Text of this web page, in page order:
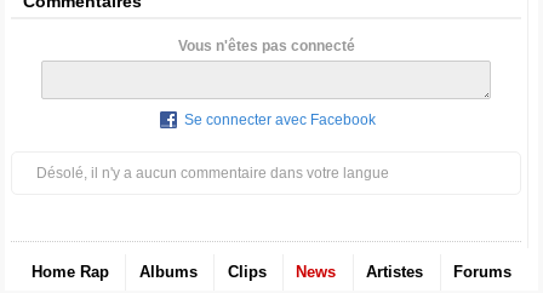
Vous n'êtes pas connecté
Se connecter avec Facebook
Désolé, il n'y a aucun commentaire dans votre langue
Home Rap Albums Clips News Artistes Forums